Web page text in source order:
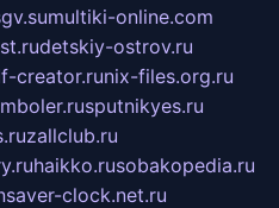
multiki-online.com
detskiy-ostrov.ru
creator.runix-files.org.ru
sputnikyes.ru
zallclub.ru
haikko.rusobakopedia.ru
clock.net.ru